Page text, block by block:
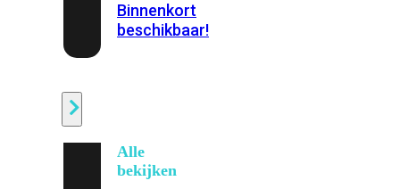
Binnenkort
beschikbaar!
Alle
bekijken